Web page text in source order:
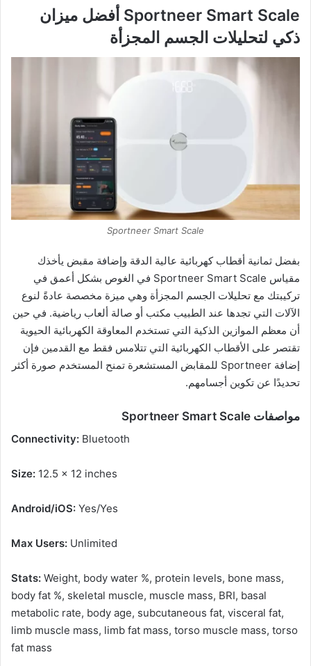
Sportneer Smart Scale أفضل ميزان
ذكي لتحليلات الجسم المجزأة
Sportneer Smart Scale
بفضل ثمانية أقطاب كهربائية عالية الدقة وإضافة مقبض يأخذك
مقياس Sportneer Smart Scale في الغوص بشكل أعمق في
تركيبتك مع تحليلات الجسم المجزأة وهي ميزة مخصصة عادةً لنوع
الآلات التي تجدها عند الطبيب مكتب أو صالة ألعاب رياضية. في حين
أن معظم الموازين الذكية التي تستخدم المعاوقة الكهربائية الحيوية
تقتصر على الأقطاب الكهربائية التي تتلامس فقط مع القدمين فإن
إضافة Sportneer للمقابض المستشعرة تمنح المستخدم صورة أكثر
تحديدًا عن تكوين أجسامهم.
مواصفات Sportneer Smart Scale
Connectivity: Bluetooth
Size: 12.5 x 12 inches
Android/iOS: Yes/Yes
Max Users: Unlimited
Stats: Weight, body water %, protein levels, bone mass,
body fat %, skeletal muscle, muscle mass, BRI, basal
metabolic rate, body age, subcutaneous fat, visceral fat,
limb muscle mass, limb fat mass, torso muscle mass, torso
fat mass